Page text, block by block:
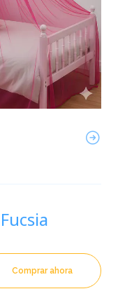
Comprar ahora